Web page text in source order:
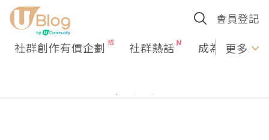
會員登記
社群創作有價企劃 社群熱話 成為U更多